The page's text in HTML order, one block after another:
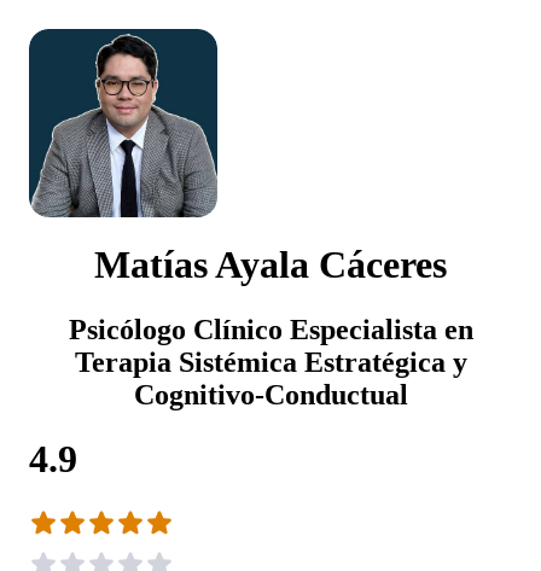
Matías Ayala Cáceres
Psicólogo Clínico Especialista en
Terapia Sistémica Estratégica y
Cognitivo-Conductual
4.9